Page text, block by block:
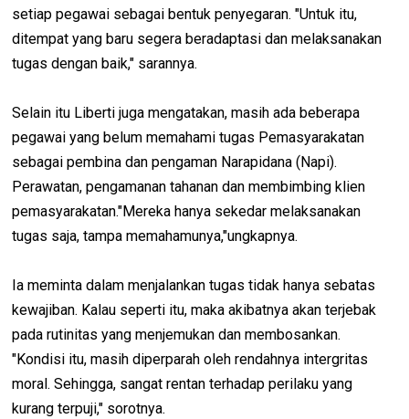
setiap pegawai sebagai bentuk penyegaran. "Untuk itu,
ditempat yang baru segera beradaptasi dan melaksanakan
tugas dengan baik," sarannya.
Selain itu Liberti juga mengatakan, masih ada beberapa
pegawai yang belum memahami tugas Pemasyarakatan
sebagai pembina dan pengaman Narapidana (Napi).
Perawatan, pengamanan tahanan dan membimbing klien
pemasyarakatan."Mereka hanya sekedar melaksanakan
tugas saja, tampa memahamunya,"ungkapnya.
Ia meminta dalam menjalankan tugas tidak hanya sebatas
kewajiban. Kalau seperti itu, maka akibatnya akan terjebak
pada rutinitas yang menjemukan dan membosankan.
"Kondisi itu, masih diperparah oleh rendahnya intergritas
moral. Sehingga, sangat rentan terhadap perilaku yang
kurang terpuji," sorotnya.